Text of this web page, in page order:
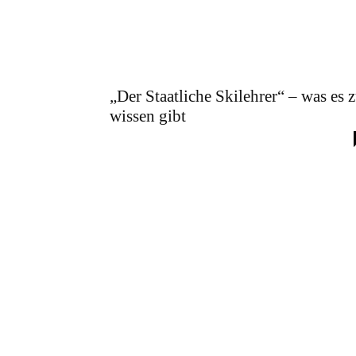
„Der Staatliche Skilehrer“ – was es
wissen gibt